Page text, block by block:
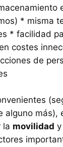
* misma
* facilidad
costes
de
alguno más),
la movilidad y